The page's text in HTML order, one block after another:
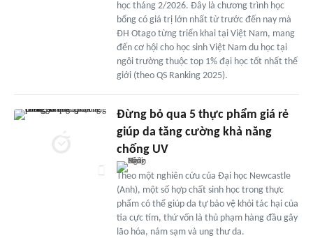
học tháng 2/2026. Đây là chương trình học
bổng có giá trị lớn nhất từ trước đến nay mà
ĐH Otago từng triển khai tại Việt Nam, mang
đến cơ hội cho học sinh Việt Nam du học tại
ngôi trường thuộc top 1% đại học tốt nhất thế
giới (theo QS Ranking 2025).
Đừng bỏ qua 5 thực phẩm giá rẻ
giúp da tăng cường khả năng
chống UV
Theo một nghiên cứu của Đại học Newcastle
(Anh), một số hợp chất sinh học trong thực
phẩm có thể giúp da tự bảo vệ khỏi tác hại của
tia cực tím, thứ vốn là thủ phạm hàng đầu gây
lão hóa, nám sạm và ung thư da.